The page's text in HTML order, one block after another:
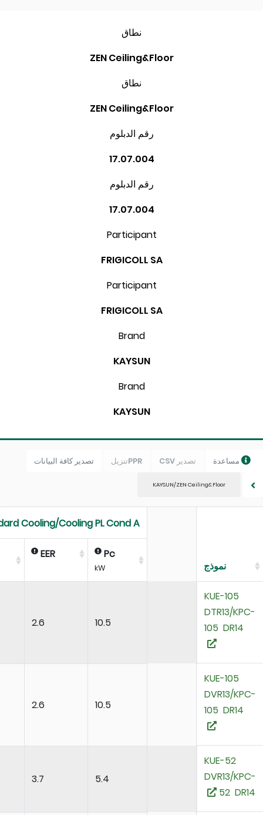
ZEN Ceiling&Floor
ZEN Ceiling&Floor
رقم الدبلوم
17.07.004
رقم الدبلوم
17.07.004
Participant
FRIGICOLL SA
Participant
FRIGICOLL SA
Brand
KAYSUN
Brand
KAYSUN
مساعدة تصدير CSV PPRتنزيل تصدير كافة البيانات
KAYSUN/ZEN Ceiling&Floor
Cooling/Cooling PL Cond A
KUE-105
DTR13/
105
KUE-105
DVR13/
105
KUE-52
DVR13/
52